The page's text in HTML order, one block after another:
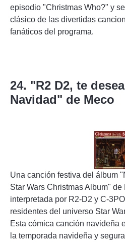
episodio "Christmas Who?" y
clásico de las divertidas
fanáticos del programa.
24. "R2 D2, te
Navidad" de Meco
Una canción festiva del álbum
Star Wars Christmas Album"
interpretada por R2-D2 y C-
residentes del universo Star
Esta cómica canción navideña
la temporada navideña y